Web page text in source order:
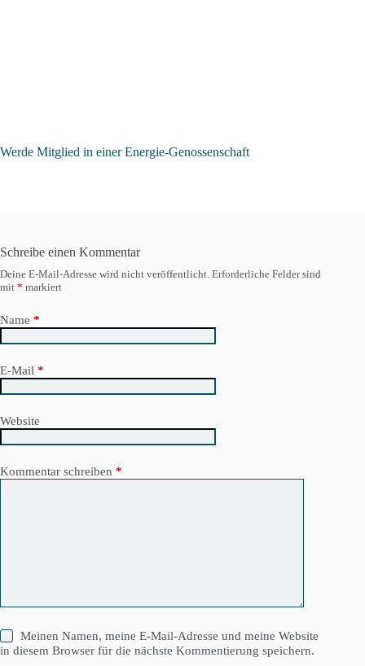
Werde Mitglied in einer Energie-Genossenschaft
Schreibe einen Kommentar
Deine E-Mail-Adresse wird nicht veröffentlicht. Erforderliche Felder sind
mit * markiert
Name *
E-Mail *
Website
Kommentar schreiben *
Meinen Namen, meine E-Mail-Adresse und meine Website
in diesem Browser für die nächste Kommentierung speichern.